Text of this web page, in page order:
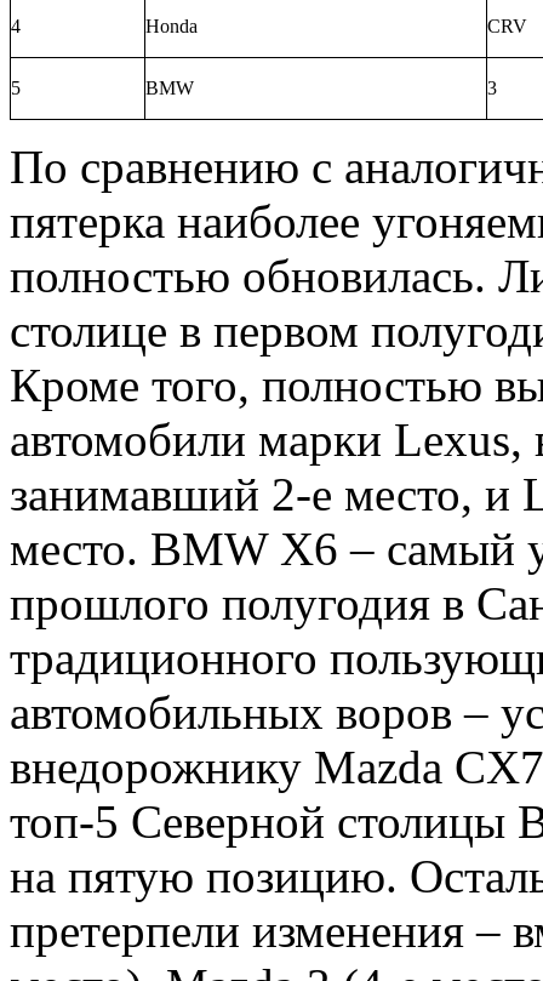
4 Honda CRV
5 BMW 3
По сравнению с
пятерка наиболее
полностью обновилась.
столице в первом
Кроме того, полностью
автомобили марки Lexus,
занимавший 2-е место, и
место. BMW X6 – самый
прошлого полугодия в
традиционного
автомобильных воров –
внедорожнику Mazda
топ-5 Северной столицы
на пятую позицию.
претерпели изменения –